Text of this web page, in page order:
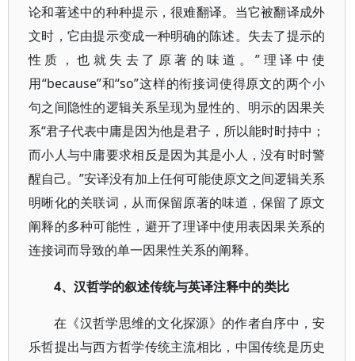
论和著述中的种种提示，很难翻译。当它被翻译成外
文时，它由提示变成一种明确的陈述。失去了提示的
性质，也就失去了原著的味道。”理译中使
用“because”和“so”这样的衔接词使得原文的两个小
句之间隐性的逻辑关系呈现为显性的、明示的因果关
系“君子代表中庸是因为他是君子，所以能时时持中；
而小人与中庸要求相反是因为其是小人，没有时时警
醒自己。”安译没有加上任何可能使原文之间逻辑关系
明晰化的关联词，从而保留原著的味道，保留了原文
阐释的多种可能性，避开了理译中使用表因果关系的
连接词而导致的单一因果性关系的阐释。
4、汉哲学的叙述传统与英译注释中的类比
在《汉哲学思维的文化探源》的作者自序中，安
乐哲提出与西方哲学传统主流相比，中国传统是历史